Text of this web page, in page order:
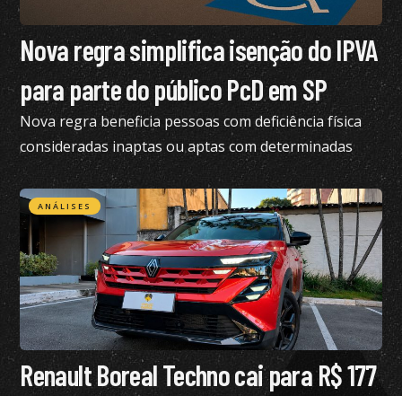
Nova regra simplifica isenção do IPVA
para parte do público PcD em SP
Nova regra beneficia pessoas com deficiência física
consideradas inaptas ou aptas com determinadas
restrições na CNH
ANÁLISES
Renault Boreal Techno cai para R$ 177